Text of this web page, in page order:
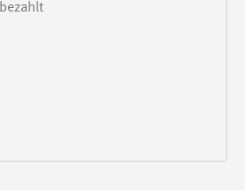
bezahlt